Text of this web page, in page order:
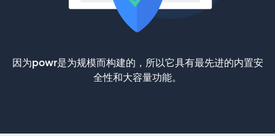
因为powr是为规模而构建的，所以它具有最先进的内置安
全性和大容量功能。